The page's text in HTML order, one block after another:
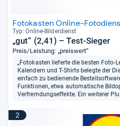
Fotokasten Online-
Typ: Online-​Bil­der­dienst
„gut“ (2,41) – Test-Sieger
Preis/Leistung: „preiswert“
„Fotokasten lieferte die besten Foto-
Kalendern und T-Shirts belegte der
einfach zu bedienende
Funktionen, etwa automatische
Verfremdungseffekte. Ein weiterer
2